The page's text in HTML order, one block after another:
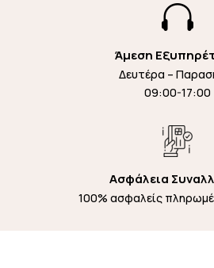

Άμεση
Δευτέρα –
09:00-17:00
Ασφάλεια
100% ασφαλείς